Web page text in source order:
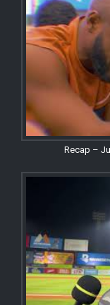
Recap –